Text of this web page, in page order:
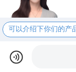
可以介绍下你们的产